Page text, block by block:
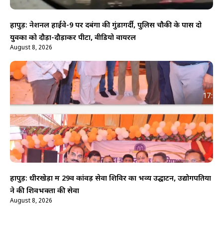
हापुड़: नेशनल हाईवे-9 पर दबंगों की गुंडागर्दी, पुलिस चौकी के पास दो
युवकों को दौड़ा-दौड़ाकर पीटा, वीडियो वायरल
August 8, 2026
हापुड़: धीरखेड़ा में 29वें कांवड़ सेवा शिविर का भव्य उद्घाटन, उद्योगपतियों
ने की शिवभक्तों की सेवा
August 8, 2026